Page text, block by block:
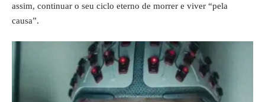
assim, continuar o seu ciclo eterno de morrer e viver “pela
causa”.